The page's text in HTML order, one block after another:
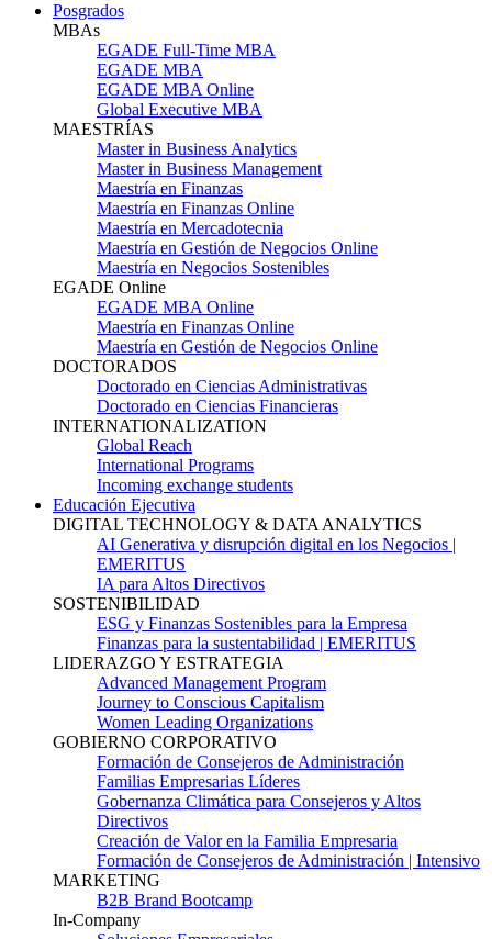
Posgrados
MBAs
EGADE Full-Time MBA
EGADE MBA
EGADE MBA Online
Global Executive MBA
MAESTRÍAS
Master in Business Analytics
Master in Business Management
Maestría en Finanzas
Maestría en Finanzas Online
Maestría en Mercadotecnia
Maestría en Gestión de Negocios Online
Maestría en Negocios Sostenibles
EGADE Online
EGADE MBA Online
Maestría en Finanzas Online
Maestría en Gestión de Negocios Online
DOCTORADOS
Doctorado en Ciencias Administrativas
Doctorado en Ciencias Financieras
INTERNATIONALIZATION
Global Reach
International Programs
Incoming exchange students
Educación Ejecutiva
DIGITAL TECHNOLOGY & DATA ANALYTICS
AI Generativa y disrupción digital en los Negocios |
EMERITUS
IA para Altos Directivos
SOSTENIBILIDAD
ESG y Finanzas Sostenibles para la Empresa
Finanzas para la sustentabilidad | EMERITUS
LIDERAZGO Y ESTRATEGIA
Advanced Management Program
Journey to Conscious Capitalism
Women Leading Organizations
GOBIERNO CORPORATIVO
Formación de Consejeros de Administración
Familias Empresarias Líderes
Gobernanza Climática para Consejeros y Altos
Directivos
Creación de Valor en la Familia Empresaria
Formación de Consejeros de Administración | Intensivo
MARKETING
B2B Brand Bootcamp
In-Company